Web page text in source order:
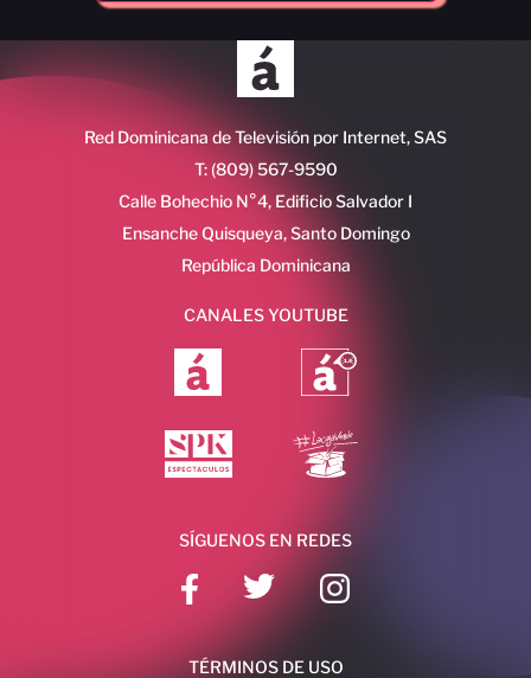
Red Dominicana de Televisión por Internet, SAS
T: (809) 567-9590
Calle Bohechio N°4, Edificio Salvador I
Ensanche Quisqueya, Santo Domingo
República Dominicana
CANALES YOUTUBE
SÍGUENOS EN REDES
TÉRMINOS DE USO